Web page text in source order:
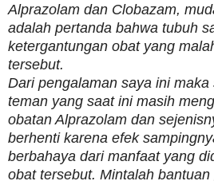
Alprazolam dan Clobazam,
adalah pertanda bahwa tubuh
ketergantungan obat yang
tersebut.
Dari pengalaman saya ini
teman yang saat ini masih
obatan Alprazolam dan
berhenti karena efek
berbahaya dari manfaat yang
obat tersebut. Mintalah